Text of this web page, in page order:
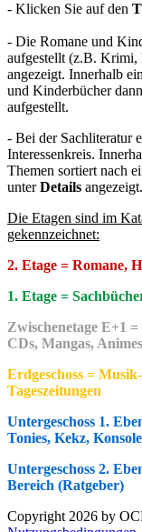
- Klicken Sie auf den
- Die Romane und
aufgestellt (z.B. Krimi,
angezeigt. Innerhalb
und Kinderbücher
aufgestellt.
- Bei der Sachliteratur
Interessenkreis.
Themen sortiert nach
unterDetails angezeigt.
Die Etagen sind im
gekennzeichnet:
2. Etage = Romane,
1. Etage =
Zwischenetage E+1
CDs, Mangas,
Erdgeschoss =
Tageszeitungen
Untergeschoss 1.
Tonies, Kekz,
Untergeschoss 2.
Bereich (Ratgeber)
Copyright 2026 by